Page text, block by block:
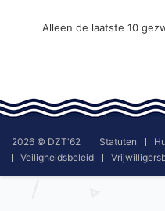
Alleen de laatste 10
2026 © DZT'62 Statuten
Veiligheidsbeleid